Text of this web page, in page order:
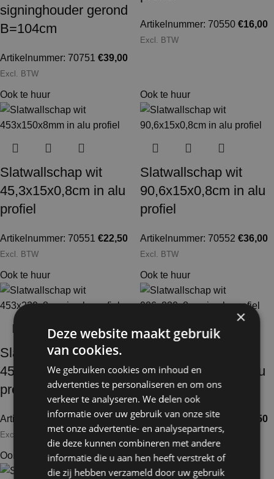
signinghouder gerond
B=104cm
Artikelnummer: 70751 €39,00
Excl. BTW
Artikelnummer: 70550 €16,00
Excl. BTW
Ook te huur
Slatwallschap wit
45,3x15x0,8cm in alu
profiel
Artikelnummer: 70551 €22,50
Excl. BTW
Ook te huur
Slatwallschap wit
90,6x15x0,8cm in alu
profiel
Artikelnummer: 70552 €36,00
Excl. BTW
Ook te huur
Slatwallschap wit
45,3x23x0,8cm in alu
profiel
Artikelnummer: 70553€22,50
Excl. BTW
Ook te huur
90,6x23x0,8cm in alu
profiel
Artikelnummer: 70554 37,50
Excl. BTW
Ook te huur Ook te huur
×
Deze website maakt gebruik
van cookies.
We gebruiken cookies om inhoud en
advertenties te personaliseren en om ons
verkeer te analyseren. We delen ook
informatie over uw gebruik van onze site
met onze advertentie- en analysepartners,
die deze kunnen combineren met andere
informatie die u aan hen heeft verstrekt of
die zij hebben verzameld door uw gebruik